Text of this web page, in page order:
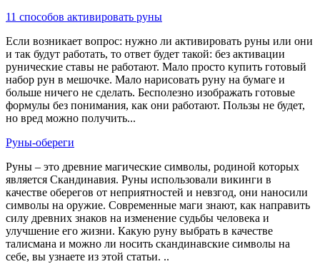
11 способов активировать руны
Если возникает вопрос: нужно ли активировать руны или они
и так будут работать, то ответ будет такой: без активации
рунические ставы не работают. Мало просто купить готовый
набор рун в мешочке. Мало нарисовать руну на бумаге и
больше ничего не сделать. Бесполезно изображать готовые
формулы без понимания, как они работают. Пользы не будет,
но вред можно получить...
Руны-обереги
Руны – это древние магические символы, родиной которых
является Скандинавия. Руны использовали викинги в
качестве оберегов от неприятностей и невзгод, они наносили
символы на оружие. Современные маги знают, как направить
силу древних знаков на изменение судьбы человека и
улучшение его жизни. Какую руну выбрать в качестве
талисмана и можно ли носить скандинавские символы на
себе, вы узнаете из этой статьи. ..